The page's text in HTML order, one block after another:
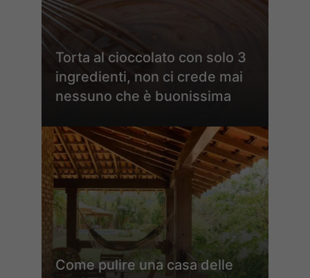
Torta al cioccolato con solo 3
ingredienti, non ci crede mai
nessuno che è buonissima
Come pulire una casa delle